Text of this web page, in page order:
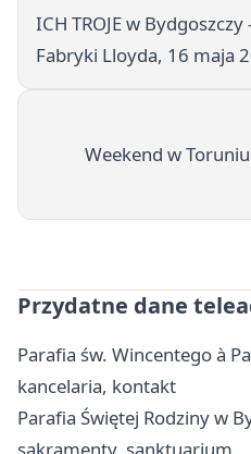
ICH TROJE w
Fabryki Lloyda, 16 maja
Weekend w
Przydatne dane
Parafia św. Wincentego à
kancelaria, kontakt
Parafia Świętej Rodziny w